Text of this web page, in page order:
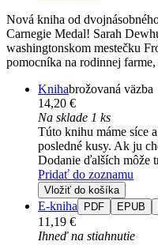
Nová kniha od
Carnegie Medal! Sarah
washingtonskom mestečku
pomocníka na rodinnej
Knihabrožovaná väzba
14,20 €
Na sklade 1 ks
Túto knihu máme síce
posledné kusy. Ak ju
Dodanie ďalších môže
Pridať do zoznamu
Vložiť do košíka
E-kniha PDF EPUB
11,19 €
Ihneď na stiahnutie